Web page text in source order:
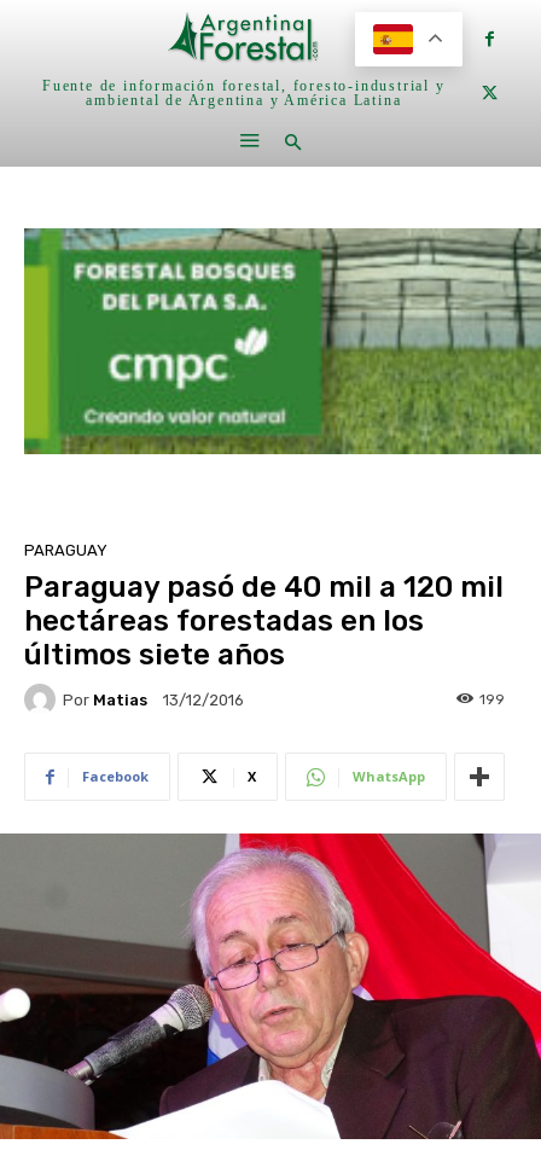
Fuente de información forestal, foresto-industrial y
ambiental de Argentina y América Latina
PARAGUAY
Paraguay pasó de 40 mil a 120 mil
hectáreas forestadas en los
últimos siete años
Por Matias 13/12/2016 199
Facebook X WhatsApp